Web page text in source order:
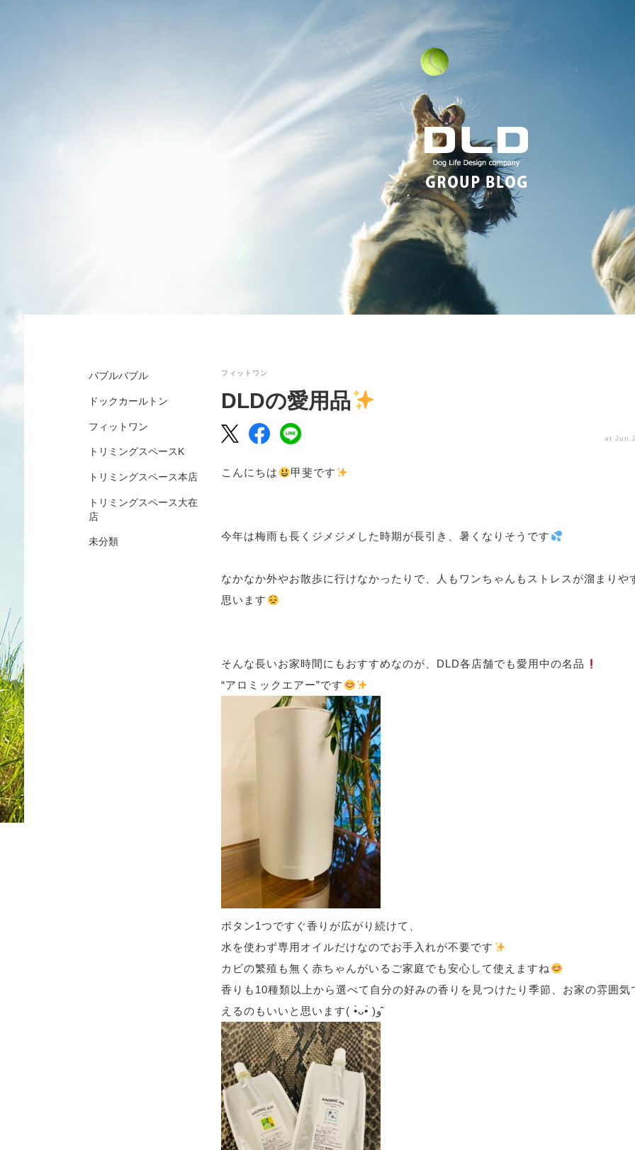
バブルバブル
ドックカールトン
フィットワン
トリミングスペースK
トリミングスペース本店
トリミングスペース大在
店
未分類
フィットワン
DLDの愛用品
at
こんにちは 甲斐です
今年は梅雨も長くジメジメした時期が長引き、暑くなりそうです
なかなか外やお散歩に行けなかったりで、人もワンちゃんもストレスが溜まりや
思います
そんな長いお家時間にもおすすめなのが、DLD各店舗でも愛用中の名品
“アロミックエアー”です
ボタン1つですぐ香りが広がり続けて、
水を使わず専用オイルだけなのでお手入れが不要です
カビの繁殖も無く赤ちゃんがいるご家庭でも安心して使えますね
香りも10種類以上から選べて自分の好みの香りを見つけたり季節、お家の雰囲気
えるのもいいと思います( •̀ᴗ•́ )و ̑̑